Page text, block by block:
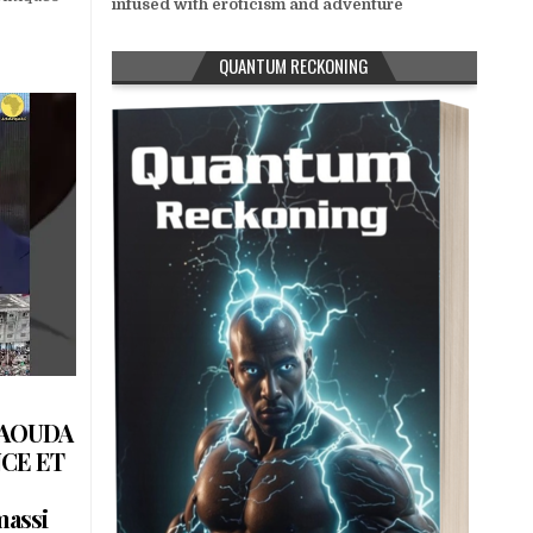
ET
infused with eroticism and adventure
QUANTUM RECKONING